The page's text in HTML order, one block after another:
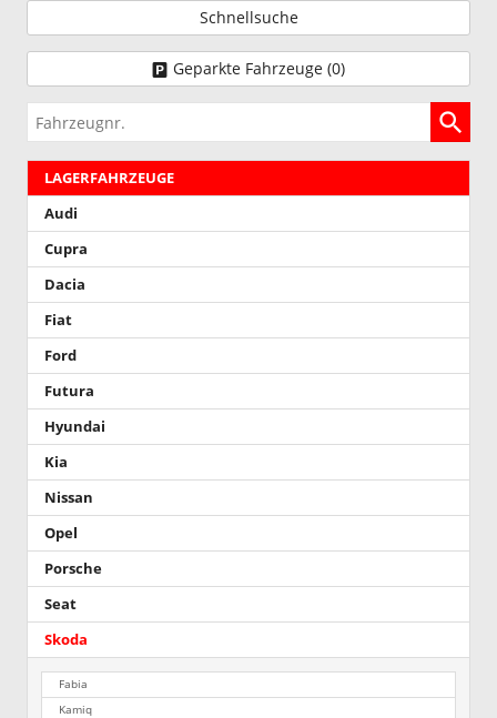
Schnellsuche
Geparkte Fahrzeuge (0)
Fahrzeugnr.
LAGERFAHRZEUGE
Audi
Cupra
Dacia
Fiat
Ford
Futura
Hyundai
Kia
Nissan
Opel
Porsche
Seat
Skoda
Fabia
Kamiq